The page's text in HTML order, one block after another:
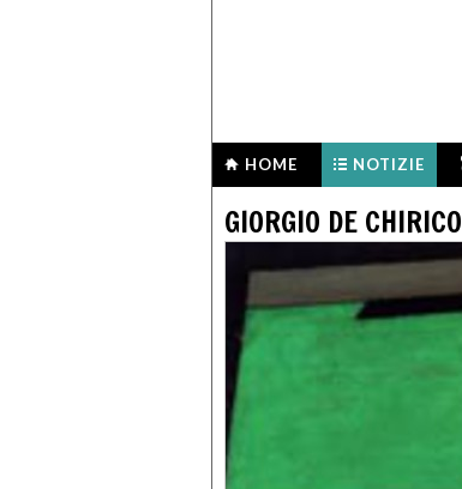
HOME NOTIZIE
GIORGIO DE CHIRICO